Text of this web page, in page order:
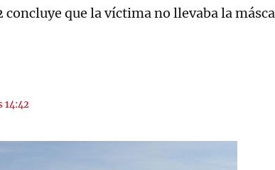
concluye que la víctima no llevaba la
14:42